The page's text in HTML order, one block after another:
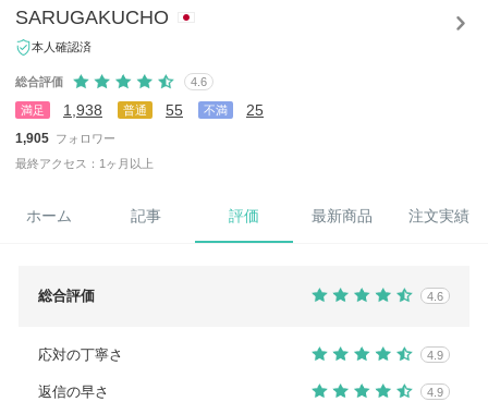
SARUGAKUCHO
本人確認済
総合評価 4.6
満足 1,938 普通 55 不満 25
1,905 フォロワー
最終アクセス：1ヶ月以上
ホーム 記事 評価 最新商品 注文実績
総合評価 4.6
応対の丁寧さ 4.9
返信の早さ 4.9